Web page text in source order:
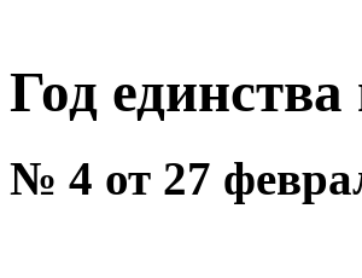
Год
№ 4 от 27